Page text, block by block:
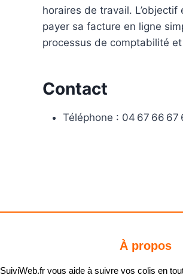
horaires de travail.
payer sa facture en ligne
processus de comptabilité
Contact
Téléphone : 04 67 66 67
À propos
SuiviWeb.fr vous aide à suivre vos colis en